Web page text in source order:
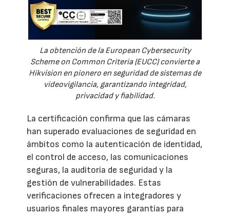
La obtención de la European Cybersecurity
Scheme on Common Criteria (EUCC) convierte a
Hikvision en pionero en seguridad de sistemas de
videovigilancia, garantizando integridad,
privacidad y fiabilidad.
La certificación confirma que las cámaras
han superado evaluaciones de seguridad en
ámbitos como la autenticación de identidad,
el control de acceso, las comunicaciones
seguras, la auditoría de seguridad y la
gestión de vulnerabilidades. Estas
verificaciones ofrecen a integradores y
usuarios finales mayores garantías para